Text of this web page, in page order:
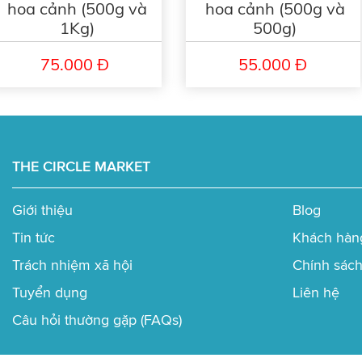
Không nguy hiểm khi tiếp xúc, gây kích thích nhẹ đối
Không ăn được
Hướng dẫn sử dụng:
hoa cảnh (500g và
1Kg)
75.000 Đ
hoa cảnh (500g và
500g)
55.000 Đ
THE CIRCLE MARKET
Giới thiệu
Tin tức
Trách nhiệm xã hội
Tuyển dụng
Câu hỏi thường gặp (FAQs)
Blog
Khách
Chính
Liên hệ